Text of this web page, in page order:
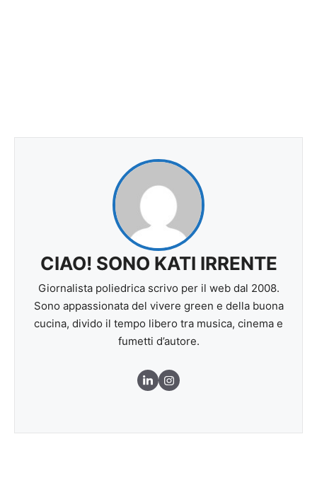
CIAO! SONO KATI IRRENTE
Giornalista poliedrica scrivo per il web dal 2008.
Sono appassionata del vivere green e della buona
cucina, divido il tempo libero tra musica, cinema e
fumetti d’autore.